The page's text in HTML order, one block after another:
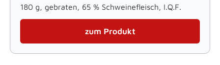
180 g, gebraten, 65 % Schweinefleisch, I.Q.F.
zum Produkt